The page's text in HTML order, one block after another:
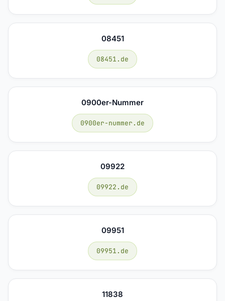
08451
08451.de
0900er-Nummer
0900er-nummer.de
09922
09922.de
09951
09951.de
11838